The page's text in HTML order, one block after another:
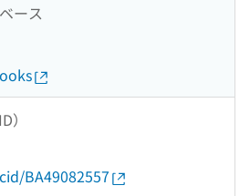
ース
）
BA49082557